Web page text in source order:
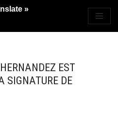
EST
SIGNATURE DE
»